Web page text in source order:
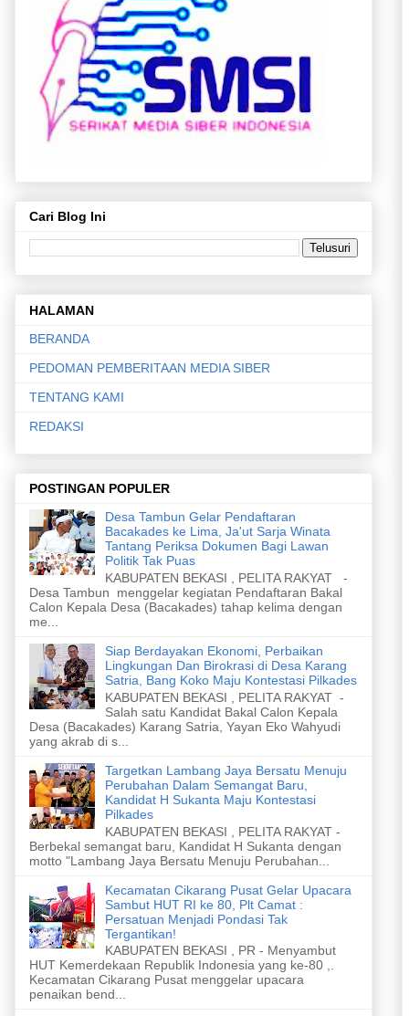
Cari Blog Ini
HALAMAN
BERANDA
PEDOMAN PEMBERITAAN MEDIA SIBER
TENTANG KAMI
REDAKSI
POSTINGAN POPULER
Desa Tambun Gelar Pendaftaran
Bacakades ke Lima, Ja'ut Sarja Winata
Tantang Periksa Dokumen Bagi Lawan
Politik Tak Puas
KABUPATEN BEKASI , PELITA RAKYAT -
Desa Tambun menggelar kegiatan Pendaftaran Bakal
Calon Kepala Desa (Bacakades) tahap kelima dengan
me...
Siap Berdayakan Ekonomi, Perbaikan
Lingkungan Dan Birokrasi di Desa Karang
Satria, Bang Koko Maju Kontestasi Pilkades
KABUPATEN BEKASI , PELITA RAKYAT -
Salah satu Kandidat Bakal Calon Kepala
Desa (Bacakades) Karang Satria, Yayan Eko Wahyudi
yang akrab di s...
Targetkan Lambang Jaya Bersatu Menuju
Perubahan Dalam Semangat Baru,
Kandidat H Sukanta Maju Kontestasi
Pilkades
KABUPATEN BEKASI , PELITA RAKYAT -
Berbekal semangat baru, Kandidat H Sukanta dengan
motto "Lambang Jaya Bersatu Menuju Perubahan...
Kecamatan Cikarang Pusat Gelar Upacara
Sambut HUT RI ke 80, Plt Camat :
Persatuan Menjadi Pondasi Tak
Tergantikan!
KABUPATEN BEKASI , PR - Menyambut
HUT Kemerdekaan Republik Indonesia yang ke-80 ,.
Kecamatan Cikarang Pusat menggelar upacara
penaikan bend...